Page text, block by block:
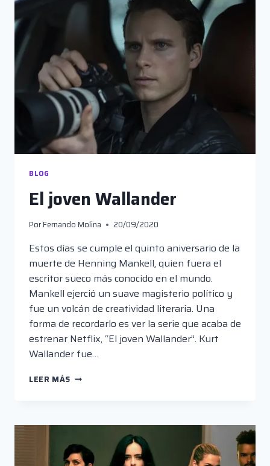
BLOG
El joven Wallander
PorFernando Molina 20/09/2020
Estos días se cumple el quinto aniversario de la
muerte de Henning Mankell, quien fuera el
escritor sueco más conocido en el mundo.
Mankell ejerció un suave magisterio político y
fue un volcán de creatividad literaria. Una
forma de recordarlo es ver la serie que acaba de
estrenar Netflix, “El joven Wallander”. Kurt
Wallander fue…
LEER MÁS EL